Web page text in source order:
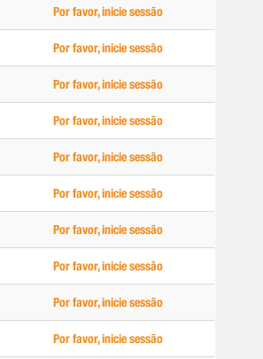
Por favor, inicie sessão
Por favor, inicie sessão
Por favor, inicie sessão
Por favor, inicie sessão
Por favor, inicie sessão
Por favor, inicie sessão
Por favor, inicie sessão
Por favor, inicie sessão
Por favor, inicie sessão
Por favor, inicie sessão